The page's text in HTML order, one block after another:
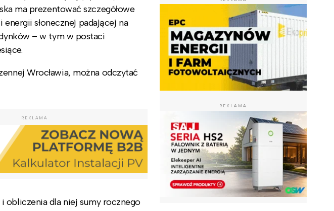
ma prezentować szczegółowe
słonecznej padającej na
– w tym w postaci
Wrocławia, można odczytać
REKLAMA
obliczenia dla niej sumy rocznego
REKLAMA